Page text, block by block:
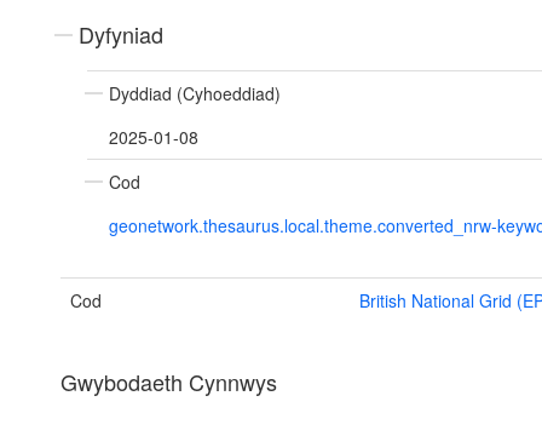
Dyfyniad
Dyddiad (Cyhoeddiad)
2025-01-08
Cod
geonetwork.thesaurus.local.theme.converted_nrw-
Cod British National Grid
Gwybodaeth Cynnwys